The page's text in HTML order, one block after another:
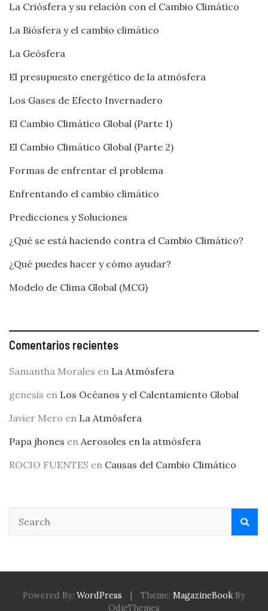
La Criósfera y su relación con el Cambio Climático
La Biósfera y el cambio climático
La Geósfera
El presupuesto energético de la atmósfera
Los Gases de Efecto Invernadero
El Cambio Climático Global (Parte 1)
El Cambio Climático Global (Parte 2)
Formas de enfrentar el problema
Enfrentando el cambio climático
Predicciones y Soluciones
¿Qué se está haciendo contra el Cambio Climático?
¿Qué puedes hacer y cómo ayudar?
Modelo de Clima Global (MCG)
Comentarios recientes
Samantha Morales en La Atmósfera
genesis en Los Océanos y el Calentamiento Global
Javier Mero en La Atmósfera
Papa jhones en Aerosoles en la atmósfera
ROCIO FUENTES en Causas del Cambio Climático
Powered By: WordPress Theme: MagazineBook By
OdieThemes